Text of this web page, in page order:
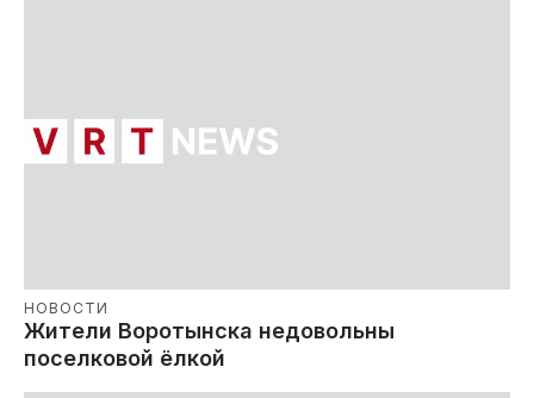
НОВОСТИ
Жители Воротынска недовольны
поселковой ёлкой